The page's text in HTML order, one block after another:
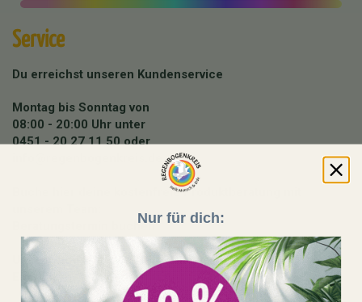
Service
Du erreichst unseren Kundenservice
Montag bis Sonntag von
08:00 - 20:00 Uhr unter
0451 - 20 27 11 50oder
Buche hier deine kostenfreie Produktberatung mit
Beratungstermin buchen
Unser Shop läuft auf 100 % Ökostrom aus erneuerbaren
Nur für dich: